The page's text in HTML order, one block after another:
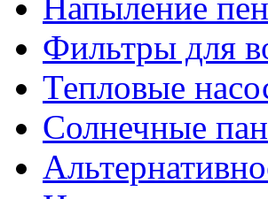
Фильтры для
Тепловые
Солнечные